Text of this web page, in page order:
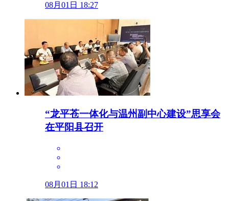
08月01日 18:27
“龙平苍一体化与温州副中心建设”思享会
在平阳县召开
08月01日 18:12